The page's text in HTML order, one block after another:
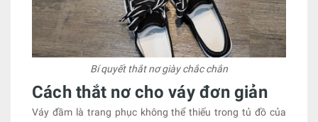
Bí quyết thắt nơ giày chắc chắn
Cách thắt nơ cho váy đơn giản
Váy đầm là trang phục không thể thiếu trong tủ đồ của